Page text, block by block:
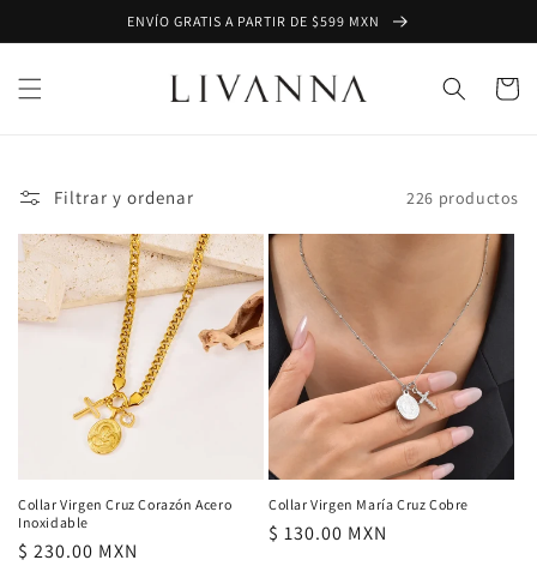
directamente
al contenido
ENVÍO GRATIS A PARTIR DE $599 MXN
Carrito
Filtrar y ordenar 226 productos
Collar Virgen Cruz Corazón Acero
Inoxidable
Precio
$ 230.00 MXN
Collar Virgen María Cruz Cobre
Precio
$ 130.00 MXN